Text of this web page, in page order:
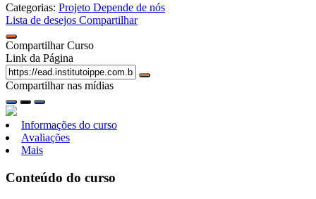
Categorias: Projeto Depende de nós
Lista de desejos Compartilhar
Compartilhar Curso
Link da Página
Compartilhar nas mídias
Informações do curso
Avaliações
Mais
Conteúdo do curso